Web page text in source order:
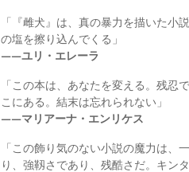
「『雌犬』は、真の暴力を描いた
の塩を擦り込んでくる」
――ユリ・エレーラ
「この本は、あなたを変える。残忍
こにある。結末は忘れられない」
――マリアーナ・エンリケス
「この飾り気のない小説の魔力は
り、強靱さであり、残酷さだ。キン